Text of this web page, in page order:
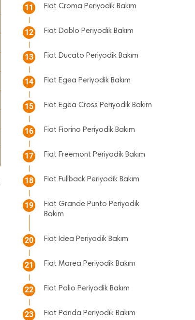
11 Fiat Croma Periyodik Bakım
12 Fiat Doblo Periyodik Bakım
13 Fiat Ducato Periyodik Bakım
14 Fiat Egea Periyodik Bakım
15 Fiat Egea Cross Periyodik Bakım
16 Fiat Fiorino Periyodik Bakım
17 Fiat Freemont Periyodik Bakım
18 Fiat Fullback Periyodik Bakım
19
Fiat Grande Punto Periyodik
Bakım
20 Fiat Idea Periyodik Bakım
21 Fiat Marea Periyodik Bakım
22 Fiat Palio Periyodik Bakım
23 Fiat Panda Periyodik Bakım